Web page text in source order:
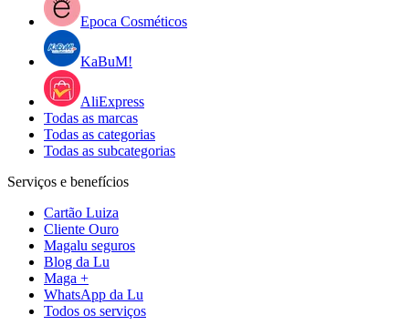
Epoca Cosméticos
KaBuM!
AliExpress
Todas as marcas
Todas as categorias
Todas as subcategorias
Serviços e benefícios
Cartão Luiza
Cliente Ouro
Magalu seguros
Blog da Lu
Maga +
WhatsApp da Lu
Todos os serviços